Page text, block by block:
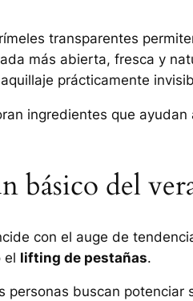
transparentes
más abierta, fresca y
prácticamente
ingredientes que
básico del
con el auge de
el lifting de pestañas.
buscan potenciar